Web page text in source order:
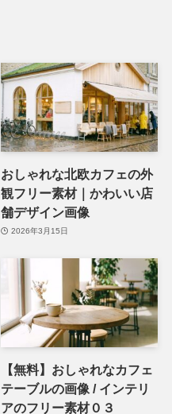
おしゃれな北欧カフェの外
観フリー素材｜かわいい店
舗デザイン画像
2026年3月15日
【無料】おしゃれなカフェ
テーブルの画像 / インテリ
アのフリー素材０３